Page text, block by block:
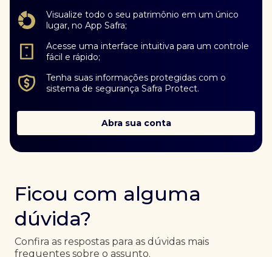
Visualize todo o seu patrimônio em um único
lugar, no App Safra;
Acesse uma interface intuitiva para um controle
fácil e rápido;
Tenha suas informações protegidas com o
sistema de segurança Safra Protect.
Abra sua conta
Ficou com alguma
dúvida?
Confira as respostas para as dúvidas mais
frequentes sobre o assunto.